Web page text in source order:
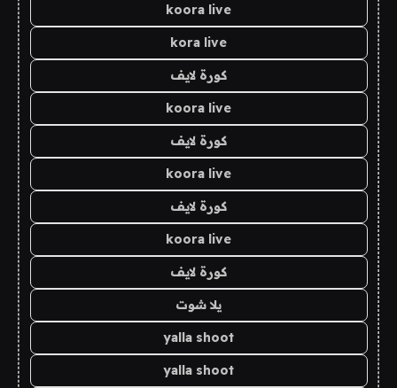
koora live
kora live
كورة لايف
koora live
كورة لايف
koora live
كورة لايف
koora live
كورة لايف
يلا شوت
yalla shoot
yalla shoot